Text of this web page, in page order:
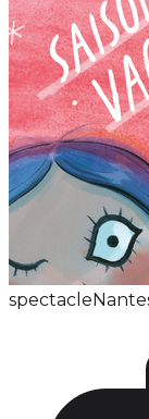
spectacle